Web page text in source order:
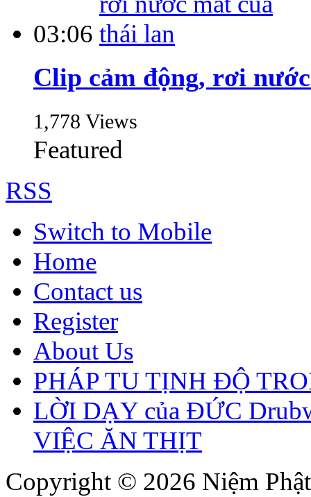
03:06
Clip cảm động, rơi
1,778 Views
Featured
RSS
Switch to Mobile
Home
Contact us
Register
About Us
PHÁP TU TỊNH ĐỘ
LỜI DẠY của ĐỨC
VIỆC ĂN THỊT
Copyright © 2026 Niệm